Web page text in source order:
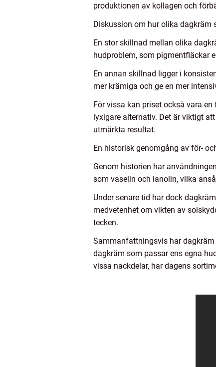
produktionen av kollagen och
Diskussion om hur olika dagkräm
En stor skillnad mellan olika
hudproblem, som pigmentfläckar
En annan skillnad ligger i
mer krämiga och ge en mer
För vissa kan priset också vara
lyxigare alternativ. Det är viktigt
utmärkta resultat.
En historisk genomgång av för-
Genom historien har
som vaselin och lanolin, vilka
Under senare tid har dock
medvetenhet om vikten av
tecken.
Sammanfattningsvis har
dagkräm som passar ens egna
vissa nackdelar, har dagens